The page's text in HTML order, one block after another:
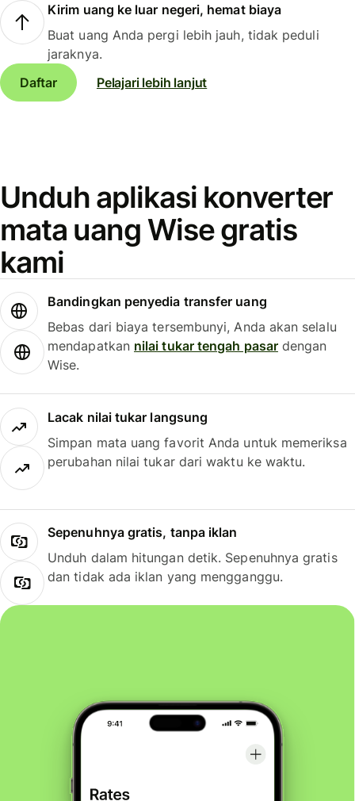
Kirim uang ke luar negeri, hemat biaya
Buat uang Anda pergi lebih jauh, tidak peduli
jaraknya.
Daftar
Pelajari lebih lanjut
Unduh aplikasi konverter
mata uang Wise gratis
kami
Bandingkan penyedia transfer uang
Bebas dari biaya tersembunyi, Anda akan selalu
mendapatkan nilai tukar tengah pasardengan
Wise.
Lacak nilai tukar langsung
Simpan mata uang favorit Anda untuk memeriksa
perubahan nilai tukar dari waktu ke waktu.
Sepenuhnya gratis, tanpa iklan
Unduh dalam hitungan detik. Sepenuhnya gratis
dan tidak ada iklan yang mengganggu.